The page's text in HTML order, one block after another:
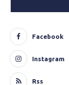
Facebook
Instagram
Rss